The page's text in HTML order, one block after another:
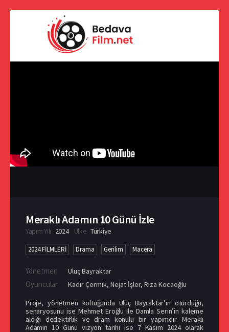
Meraklı Adamın 10 Günü İzle
Yapım Yılı 2024 Ülke Türkiye
2024 FİLMLERİ Drama Gerilim Macera
Yönetmen Uluç Bayraktar
Oyuncular Kadir Çermik, Nejat İşler, Rıza Kocaoğlu
Proje, yönetmen koltuğunda Uluç Bayraktar’ın oturduğu,
senaryosunu ise Mehmet Eroğlu ile Damla Serin’in kaleme
aldığı dedektiflik ve dram konulu bir yapımdır. Meraklı
Adamın 10 Günü vizyon tarihi ise 7 Kasım 2024 olarak